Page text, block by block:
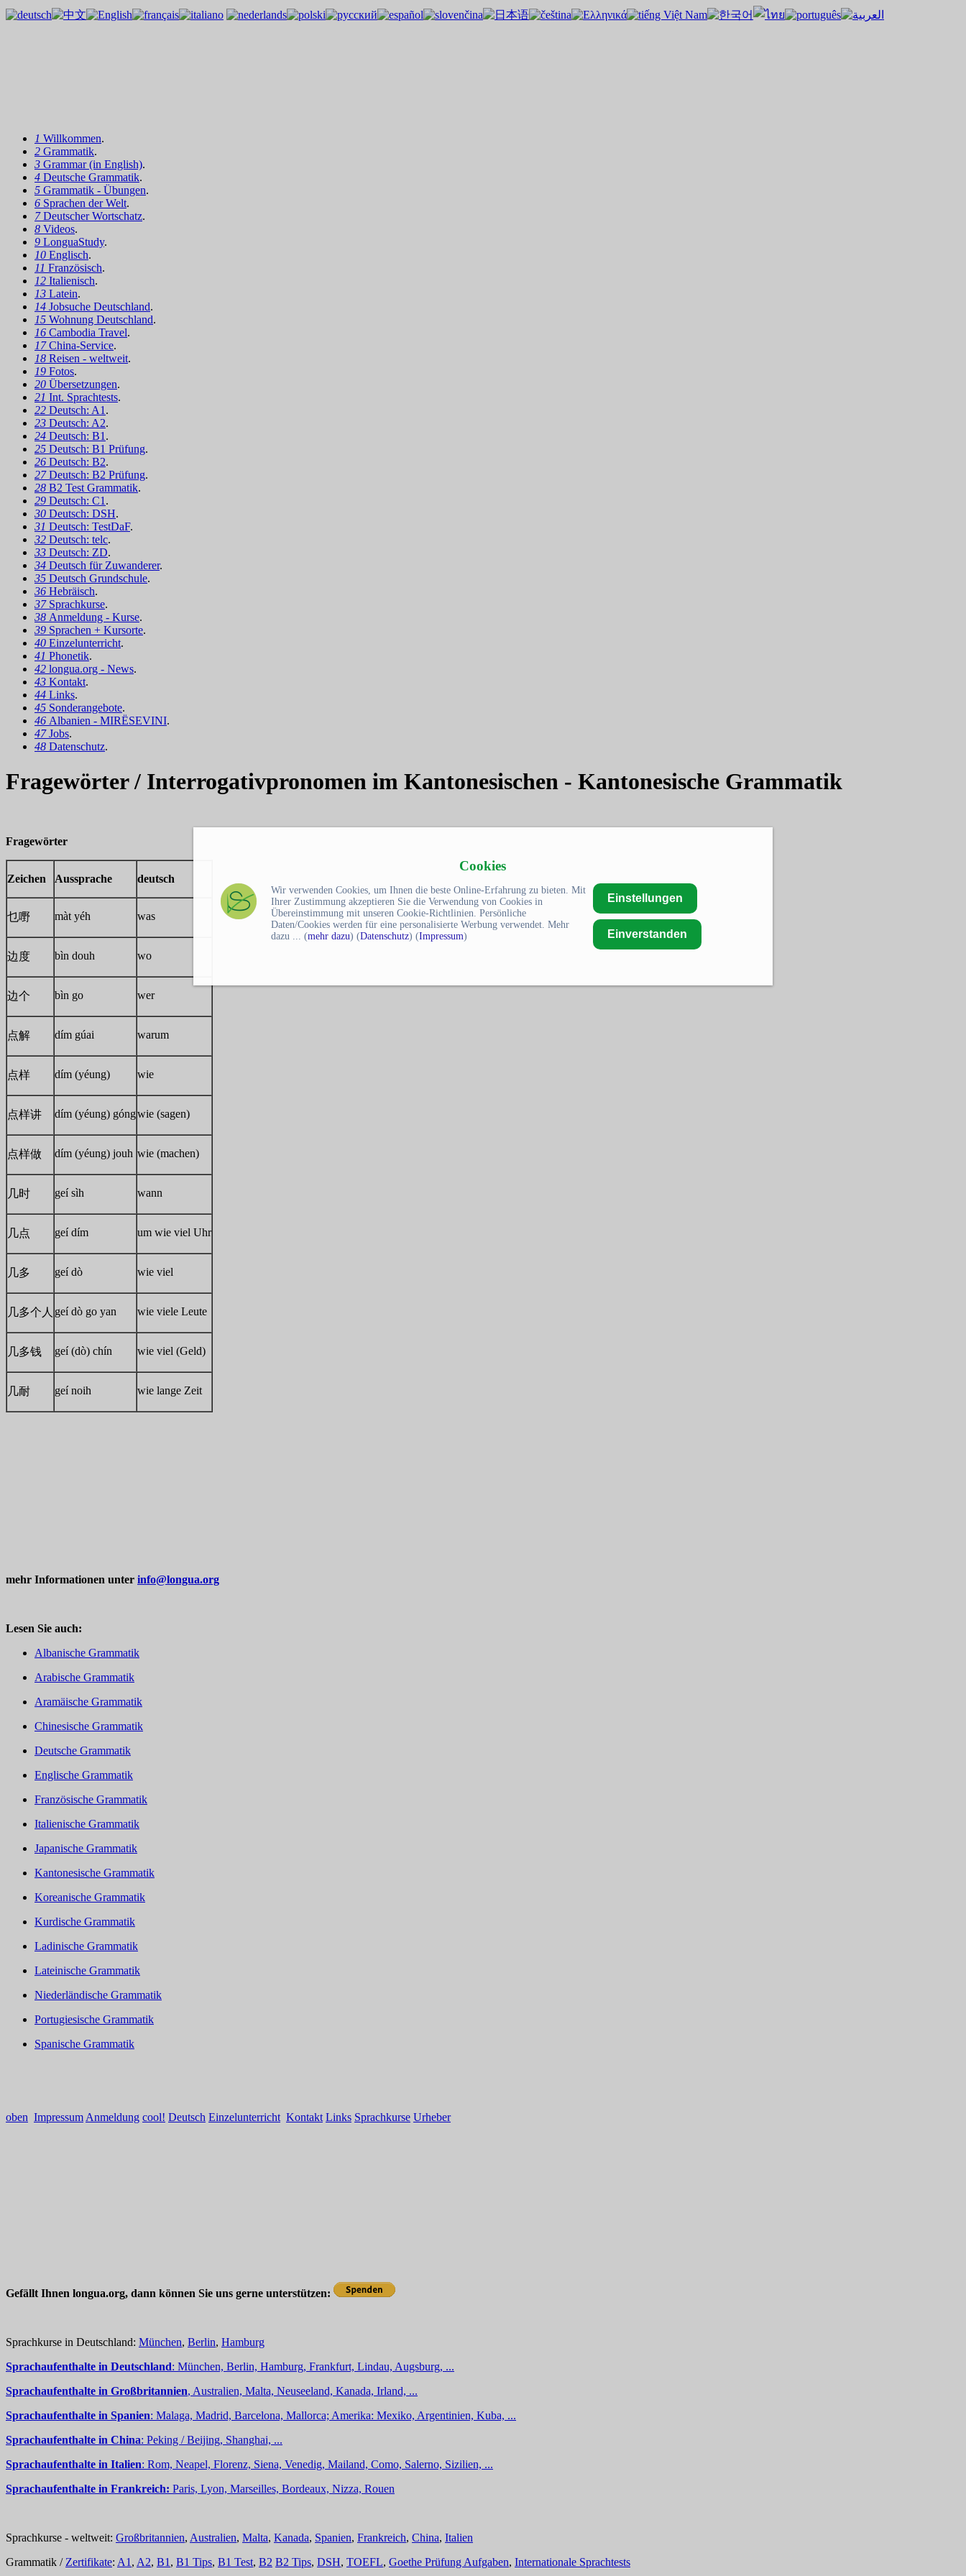
1 Willkommen.
2 Grammatik.
3 Grammar (in English).
4 Deutsche Grammatik.
5 Grammatik - Übungen.
6 Sprachen der Welt.
7Deutscher Wortschatz.
8 Videos.
9 LonguaStudy.
10 Englisch.
11 Französisch.
12 Italienisch.
13 Latein.
14 Jobsuche Deutschland.
15 Wohnung Deutschland.
16 Cambodia Travel.
17China-Service.
18 Reisen - weltweit.
19 Fotos.
20 Übersetzungen.
21 Int. Sprachtests.
22 Deutsch: A1 .
23 Deutsch: A2.
24 Deutsch: B1 .
25 Deutsch: B1 Prüfung.
26 Deutsch: B2.
27Deutsch: B2 Prüfung.
28 B2 Test Grammatik.
29 Deutsch: C1 .
30 Deutsch: DSH.
31 Deutsch: TestDaF.
32 Deutsch: telc.
33 Deutsch: ZD.
34 Deutsch für Zuwanderer.
35 Deutsch Grundschule.
36 Hebräisch.
37 Sprachkurse.
38 Anmeldung - Kurse.
39 Sprachen + Kursorte.
40 Einzelunterricht.
41 Phonetik.
42 longua.org - News.
43 Kontakt.
44 Links.
45 Sonderangebote.
46 Albanien - MIRËSEVINI.
47Jobs.
48 Datenschutz.
Cookies
Wir verwenden Cookies, um Ihnen die beste Online-Erfahrung zu bieten. Mit
Ihrer Zustimmung akzeptieren Sie die Verwendung von Cookies in
Übereinstimmung mit unseren Cookie-Richtlinien. Persönliche
Daten/Cookies werden für eine personalisierte Werbung verwendet. Mehr
dazu ... (mehr dazu) (Datenschutz) (Impressum)
Einstellungen
Einverstanden
Fragewörter / Interrogativpronomen im Kantonesischen - Kantonesische Grammatik
Fragewörter
Zeichen Aussprache deutsch
乜嘢 màt yéh was
边度 bìn douh wo
边个 bìn go wer
点解 dím gúai warum
点样 dím (yéung) wie
点样讲 dím (yéung) góngwie (sagen)
点样做 dím (yéung) jouh wie (machen)
几时 geí sìh wann
几点 geí dím um wie viel Uhr
几多 geí dò wie viel
几多个人 geí dò go yan wie viele Leute
几多钱 geí (dò) chín wie viel (Geld)
几耐 geí noih wie lange Zeit
mehr Informationen unter info@longua.org
Lesen Sie auch:
Albanische Grammatik
Arabische Grammatik
Aramäische Grammatik
Chinesische Grammatik
Deutsche Grammatik
Englische Grammatik
Französische Grammatik
Italienische Grammatik
Japanische Grammatik
Kantonesische Grammatik
Koreanische Grammatik
Kurdische Grammatik
Ladinische Grammatik
Lateinische Grammatik
Niederländische Grammatik
Portugiesische Grammatik
Spanische Grammatik
oben Impressum Anmeldung cool! Deutsch Einzelunterricht Kontakt Links Sprachkurse Urheber
Gefällt Ihnen longua.org, dann können Sie uns gerne unterstützen:
Sprachkurse in Deutschland: München, Berlin, Hamburg
Sprachaufenthalte in Deutschland: München, Berlin, Hamburg, Frankfurt, Lindau, Augsburg, ...
Sprachaufenthalte in Großbritannien, Australien, Malta, Neuseeland, Kanada, Irland, ...
Sprachaufenthalte in Spanien: Malaga, Madrid, Barcelona, Mallorca; Amerika: Mexiko, Argentinien, Kuba, ...
Sprachaufenthalte in China: Peking / Beijing, Shanghai, ...
Sprachaufenthalte in Italien: Rom, Neapel, Florenz, Siena, Venedig, Mailand, Como, Salerno, Sizilien, ...
Sprachaufenthalte in Frankreich: Paris, Lyon, Marseilles, Bordeaux, Nizza, Rouen
Sprachkurse - weltweit: Großbritannien, Australien, Malta, Kanada, Spanien, Frankreich, China, Italien
Grammatik / Zertifikate: A1 , A2, B1 , B1 Tips, B1 Test, B2 B2 Tips, DSH, TOEFL, Goethe Prüfung Aufgaben, Internationale Sprachtests